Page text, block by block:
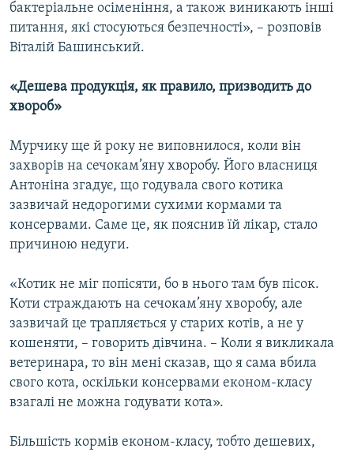
бактеріальне осіменіння, а також виникають інші
питання, які стосуються безпечності», – розповів
Віталій Башинський.
«Дешева продукція, як правило, призводить до
хвороб»
Мурчику ще й року не виповнилося, коли він
захворів на сечокам’яну хворобу. Його власниця
Антоніна згадує, що годувала свого котика
зазвичай недорогими сухими кормами та
консервами. Саме це, як пояснив їй лікар, стало
причиною недуги.
«Котик не міг попісяти, бо в нього там був пісок.
Коти страждають на сечокам’яну хворобу, але
зазвичай це трапляється у старих котів, а не у
кошеняти, – говорить дівчина. – Коли я викликала
ветеринара, то він мені сказав, що я сама вбила
свого кота, оскільки консервами економ-класу
взагалі не можна годувати кота».
Більшість кормів економ-класу, тобто дешевих,